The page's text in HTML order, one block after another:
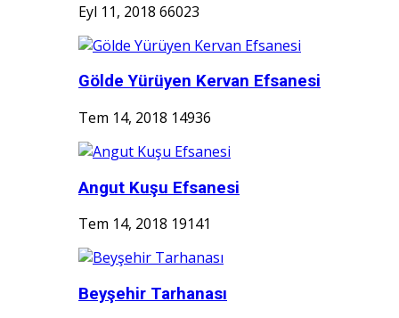
Eyl 11, 2018 66023
Gölde Yürüyen Kervan Efsanesi
Tem 14, 2018 14936
Angut Kuşu Efsanesi
Tem 14, 2018 19141
Beyşehir Tarhanası